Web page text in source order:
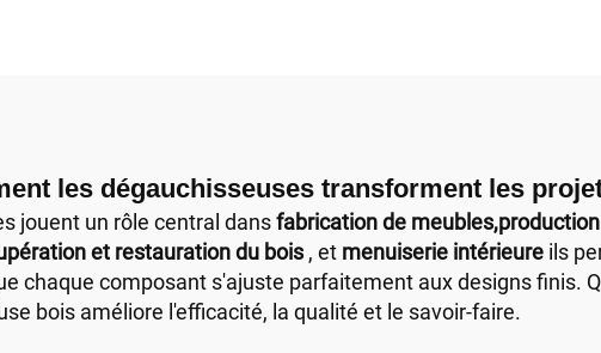
les dégauchisseuses transforment les
jouent un rôle central dansfabrication de
et restauration du bois, et menuiserie intérieure ils
chaque composant s'ajuste parfaitement aux designs finis.
bois améliore l'efficacité, la qualité et le savoir-faire.